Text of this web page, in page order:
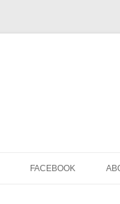
ウェブサ
FACEBOOK